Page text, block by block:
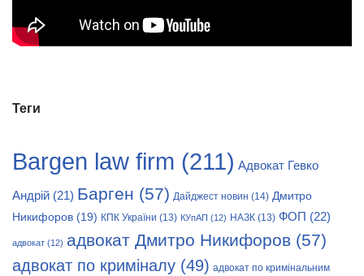
Теги
Bargen law firm (211) Адвокат Гевко
Андрій (21) Барген (57) Дайджест новин (14) Дмитро
Никифоров (19) КПК України (13) КУпАП (12) НАЗК (13) ФОП (22)
адвокат (12) адвокат Дмитро Никифоров (57)
адвокат по криміналу (49) адвокат по кримінальним